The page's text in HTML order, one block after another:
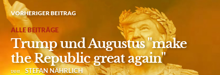
VORHERIGER BEITRAG
ALLE BEITRÄGE
Trump und Augustus "make
the Republic great again"
von STEFAN NÄHRLICH